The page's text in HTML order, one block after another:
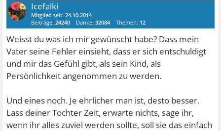
Icefalki
Mitglied seit:24.10.2014
Beiträge:24240 Danke:32084 Themen: 12
Weisst du was ich mir gewünscht habe? Dass mein
Vater seine Fehler einsieht, dass er sich entschuldigt
und mir das Gefühl gibt, als sein Kind, als
Persönlichkeit angenommen zu werden.
Und eines noch. Je ehrlicher man ist, desto besser.
Lass deiner Tochter Zeit, erwarte nichts, sage ihr,
wenn ihr alles zuviel werden sollte, soll sie das einfach